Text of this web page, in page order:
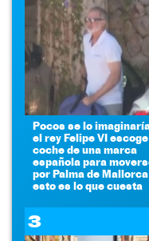
Pocos se lo
el rey Felipe VI
coche de una marca
española para
por Palma de
esto es lo que cuesta
3